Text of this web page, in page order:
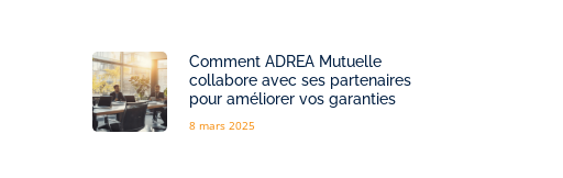
Comment ADREA Mutuelle
collabore avec ses partenaires
pour améliorer vos garanties
8 mars 2025